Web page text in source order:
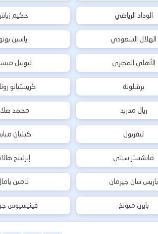
الوداد الرياضي
الهلال السعودي
الأهلي المصري
برشلونة
ريال مدريد
ليفربول
مانشستر سيتي
باريس سان جيرمان
بايرن ميونخ
حكيم
ياسين
ليونيل
كريستيانو
محمد
كيليان
إيرلينج
لامين
فينيسيوس